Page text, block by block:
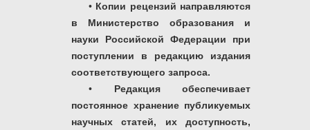
• Копии рецензий направляются
в Министерство образования и
науки Российской Федерации при
поступлении в редакцию издания
соответствующего запроса.
• Редакция обеспечивает
постоянное хранение публикуемых
научных статей, их доступность,